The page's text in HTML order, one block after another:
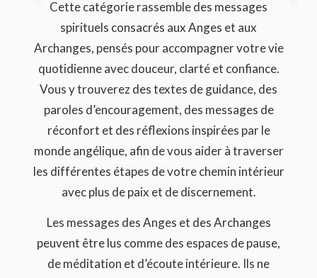
o
k
Cette catégorie rassemble des messages
spirituels consacrés aux Anges et aux
Archanges, pensés pour accompagner votre vie
quotidienne avec douceur, clarté et confiance.
Vous y trouverez des textes de guidance, des
paroles d’encouragement, des messages de
réconfort et des réflexions inspirées par le
monde angélique, afin de vous aider à traverser
les différentes étapes de votre chemin intérieur
avec plus de paix et de discernement.
Les messages des Anges et des Archanges
peuvent être lus comme des espaces de pause,
de méditation et d’écoute intérieure. Ils ne